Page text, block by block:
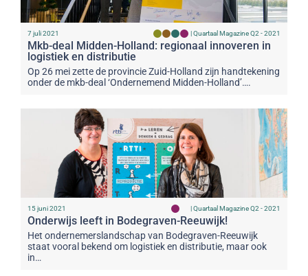
7 juli 2021 |Quartaal Magazine Q2 - 2021
Mkb-deal Midden-Holland: regionaal innoveren in
logistiek en distributie
Op 26 mei zette de provincie Zuid-Holland zijn handtekening
onder de mkb-deal ‘Ondernemend Midden-Holland’….
15 juni 2021 |Quartaal Magazine Q2 - 2021
Onderwijs leeft in Bodegraven-Reeuwijk!
Het ondernemerslandschap van Bodegraven-Reeuwijk
staat vooral bekend om logistiek en distributie, maar ook
in…